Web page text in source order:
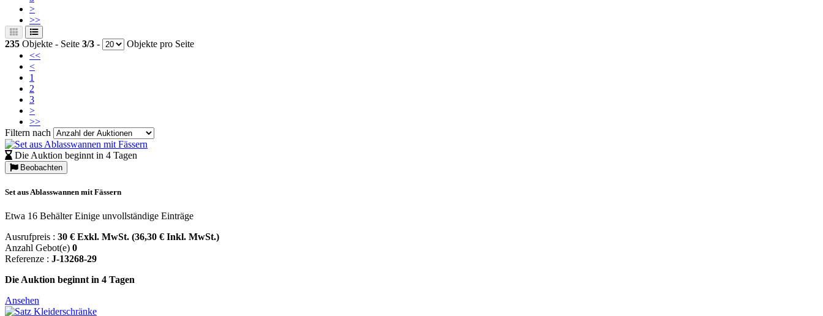
>
>>
235 Objekte - Seite 3/3 -
Objekte pro Seite
<<
<
1
2
3
>
>>
Filtern nach
Die Auktion beginnt in 4 Tagen
Beobachten
Set aus Ablasswannen mit Fässern
Etwa 16 Behälter Einige unvollständige Einträge
Ausrufpreis : 30 € Exkl. MwSt. (36,30 € Inkl. MwSt.)
Anzahl Gebot(e) 0
Referenze : J-13268-29
Die Auktion beginnt in 4 Tagen
Ansehen